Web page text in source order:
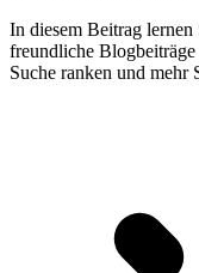
In diesem Beitrag
freundliche
Suche ranken und mehr